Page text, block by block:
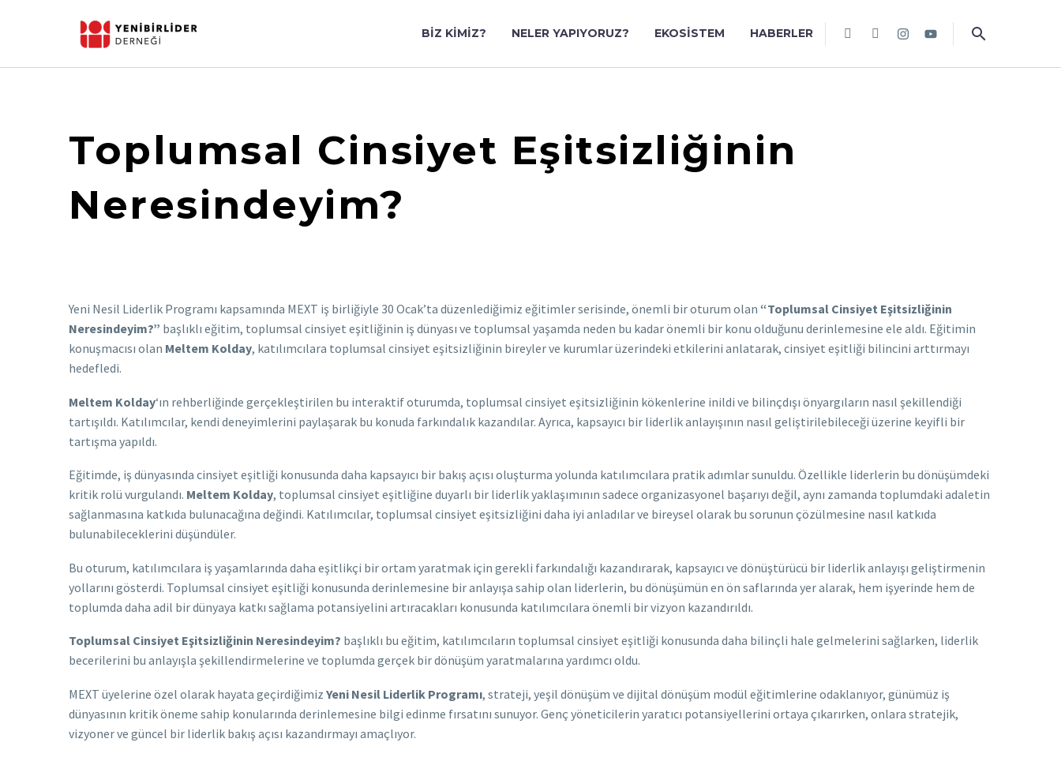
BIZ KIMIZ? NELER YAPIYORUZ? EKOSISTEM HABERLER
Toplumsal Cinsiyet Eşitsizliğinin
Neresindeyim?
Yeni Nesil Liderlik Programı kapsamında MEXT iş birliğiyle 30 Ocak’ta düzenlediğimiz eğitimler serisinde, önemli bir oturum olan “Toplumsal Cinsiyet Eşitsizliğinin
Neresindeyim?” başlıklı eğitim, toplumsal cinsiyet eşitliğinin iş dünyası ve toplumsal yaşamda neden bu kadar önemli bir konu olduğunu derinlemesine ele aldı. Eğitimin
konuşmacısı olan Meltem Kolday, katılımcılara toplumsal cinsiyet eşitsizliğinin bireyler ve kurumlar üzerindeki etkilerini anlatarak, cinsiyet eşitliği bilincini arttırmayı
hedefledi.
Meltem Kolday‘ın rehberliğinde gerçekleştirilen bu interaktif oturumda, toplumsal cinsiyet eşitsizliğinin kökenlerine inildi ve bilinçdışı önyargıların nasıl şekillendiği
tartışıldı. Katılımcılar, kendi deneyimlerini paylaşarak bu konuda farkındalık kazandılar. Ayrıca, kapsayıcı bir liderlik anlayışının nasıl geliştirilebileceği üzerine keyifli bir
tartışma yapıldı.
Eğitimde, iş dünyasında cinsiyet eşitliği konusunda daha kapsayıcı bir bakış açısı oluşturma yolunda katılımcılara pratik adımlar sunuldu. Özellikle liderlerin bu dönüşümdeki
kritik rolü vurgulandı. Meltem Kolday, toplumsal cinsiyet eşitliğine duyarlı bir liderlik yaklaşımının sadece organizasyonel başarıyı değil, aynı zamanda toplumdaki adaletin
sağlanmasına katkıda bulunacağına değindi. Katılımcılar, toplumsal cinsiyet eşitsizliğini daha iyi anladılar ve bireysel olarak bu sorunun çözülmesine nasıl katkıda
bulunabileceklerini düşündüler.
Bu oturum, katılımcılara iş yaşamlarında daha eşitlikçi bir ortam yaratmak için gerekli farkındalığı kazandırarak, kapsayıcı ve dönüştürücü bir liderlik anlayışı geliştirmenin
yollarını gösterdi. Toplumsal cinsiyet eşitliği konusunda derinlemesine bir anlayışa sahip olan liderlerin, bu dönüşümün en ön saflarında yer alarak, hem işyerinde hem de
toplumda daha adil bir dünyaya katkı sağlama potansiyelini artıracakları konusunda katılımcılara önemli bir vizyon kazandırıldı.
Toplumsal Cinsiyet Eşitsizliğinin Neresindeyim? başlıklı bu eğitim, katılımcıların toplumsal cinsiyet eşitliği konusunda daha bilinçli hale gelmelerini sağlarken, liderlik
becerilerini bu anlayışla şekillendirmelerine ve toplumda gerçek bir dönüşüm yaratmalarına yardımcı oldu.
MEXT üyelerine özel olarak hayata geçirdiğimiz Yeni Nesil Liderlik Programı, strateji, yeşil dönüşüm ve dijital dönüşüm modül eğitimlerine odaklanıyor, günümüz iş
dünyasının kritik öneme sahip konularında derinlemesine bilgi edinme fırsatını sunuyor. Genç yöneticilerin yaratıcı potansiyellerini ortaya çıkarırken, onlara stratejik,
vizyoner ve güncel bir liderlik bakış açısı kazandırmayı amaçlıyor.